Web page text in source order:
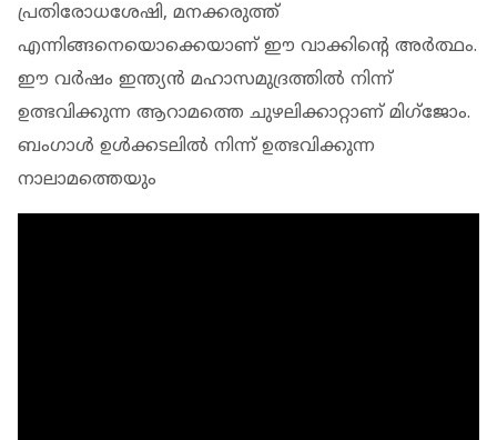
പ്രതിരോധശേഷി, മനക്കരുത്ത്
എന്നിങ്ങനെയൊക്കെയാണ് ഈ വാക്കിന്റെ അർത്ഥം.
ഈ വർഷം ഇന്ത്യൻ മഹാസമുദ്രത്തിൽ നിന്ന്
ഉത്ഭവിക്കുന്ന ആറാമത്തെ ചുഴലിക്കാറ്റാണ് മിഗ്ജോം.
ബംഗാൾ ഉൾക്കടലിൽ നിന്ന് ഉത്ഭവിക്കുന്ന
നാലാമത്തെയും